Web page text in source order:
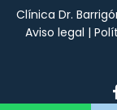
Clínica Dr.
Aviso legal |